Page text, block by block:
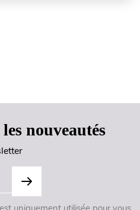
nouveautés